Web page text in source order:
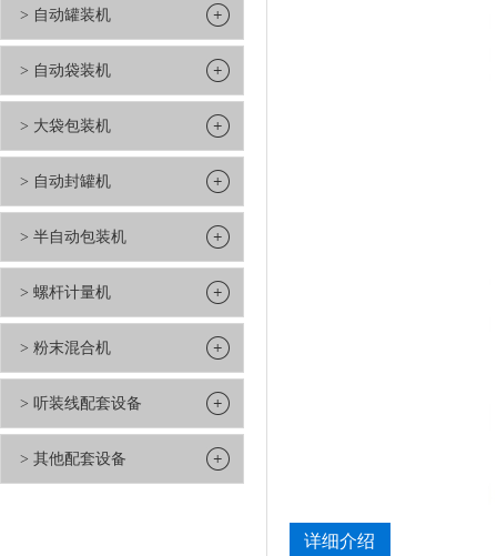
> 自动罐装机
> 自动袋装机
> 大袋包装机
> 自动封罐机
> 半自动包装机
> 螺杆计量机
> 粉末混合机
> 听装线配套设备
> 其他配套设备
详细介绍